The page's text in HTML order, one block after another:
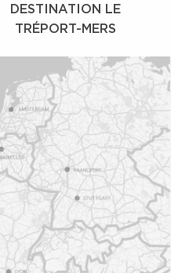
DESTINATION LE
TRÉPORT-MERS